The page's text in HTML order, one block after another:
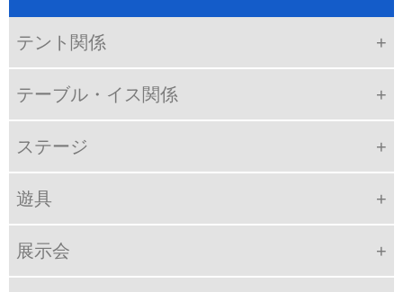
テント関係
テーブル・イス関係
ステージ
遊具
展示会